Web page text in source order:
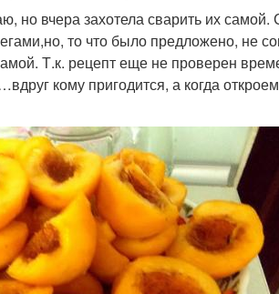
но вчера захотела сварить их самой.
то что было предложено, не
Т.к. рецепт еще не проверен
кому пригодится, а когда